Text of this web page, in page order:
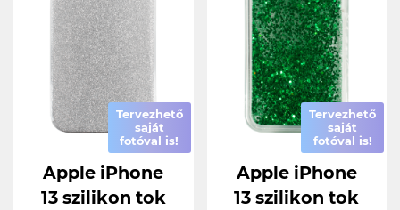
Tervezhető
saját
fotóval is!
Apple iPhone
13 szilikon tok
Tervezhető
saját
fotóval is!
Apple iPhone
13 szilikon tok